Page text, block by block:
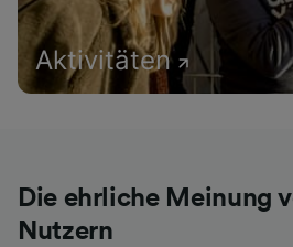
Aktivitäten
Die ehrliche Meinung
Nutzern